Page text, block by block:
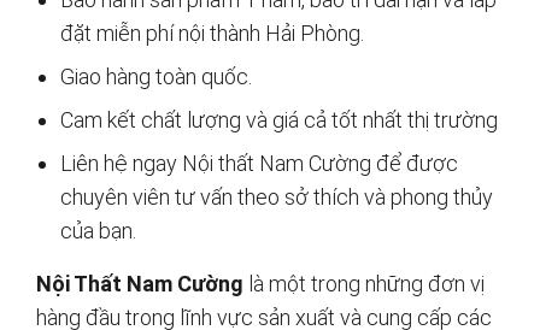
đặt miễn phí nội thành Hải Phòng.
Giao hàng toàn quốc.
Cam kết chất lượng và giá cả tốt nhất thị trường
Liên hệ ngay Nội thất Nam Cường để được
chuyên viên tư vấn theo sở thích và phong thủy
của bạn.
Nội Thất Nam Cường là một trong những đơn vị
hàng đầu trong lĩnh vực sản xuất và cung cấp các